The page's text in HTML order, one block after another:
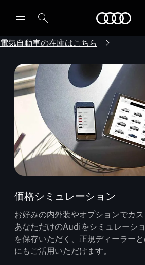
電気自動車の在庫はこちら
価格シミュレーション
お好みの内外装やオプションでカス
あなただけのAudiをシミュレーシ
を保存いただく、正規ディーラー
にもご活用いただけます。